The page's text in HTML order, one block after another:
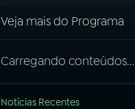
Veja mais do Programa
Carregando conteúdos...
Notícias Recentes